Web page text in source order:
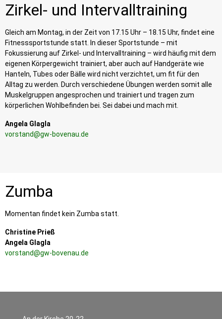
Zirkel- und Intervalltraining
Gleich am Montag, in der Zeit von 17.15 Uhr – 18.15 Uhr, findet eine
Fitnesssportstunde statt. In dieser Sportstunde – mit
Fokussierung auf Zirkel- und Intervalltraining – wird häufig mit dem
eigenen Körpergewicht trainiert, aber auch auf Handgeräte wie
Hanteln, Tubes oder Bälle wird nicht verzichtet, um fit für den
Alltag zu werden. Durch verschiedene Übungen werden somit alle
Muskelgruppen angesprochen und trainiert und tragen zum
körperlichen Wohlbefinden bei. Sei dabei und mach mit.
Angela Glagla
vorstand@gw-bovenau.de
Zumba
Momentan findet kein Zumba statt.
Christine Prieß
Angela Glagla
vorstand@gw-bovenau.de